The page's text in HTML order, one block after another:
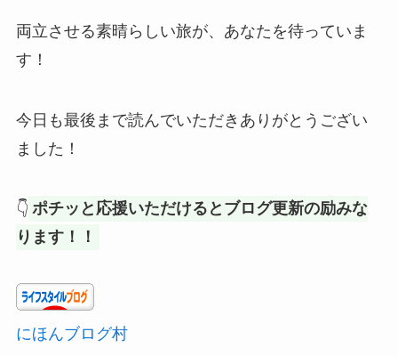
両立させる素晴らしい旅が、あなたを待っていま
す！
今日も最後まで読んでいただきありがとうござい
ました！
👇 ポチッと応援いただけるとブログ更新の励みな
ります！！
にほんブログ村